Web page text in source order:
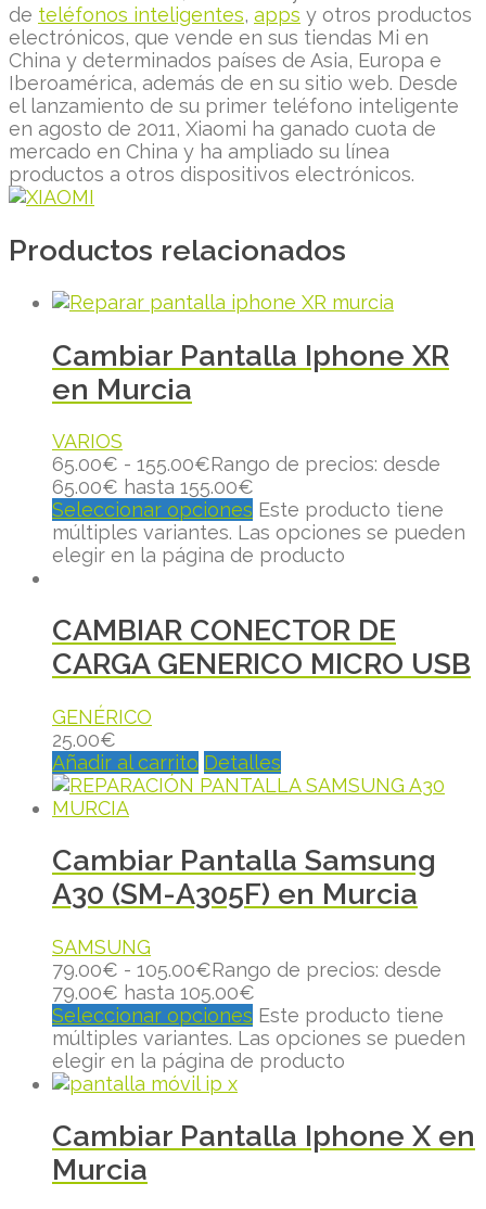
de teléfonos inteligentes, apps y otros productos
electrónicos, que vende en sus tiendas Mi en
China y determinados países de Asia, Europa e
Iberoamérica, además de en su sitio web. Desde
el lanzamiento de su primer teléfono inteligente
en agosto de 2011, Xiaomi ha ganado cuota de
mercado en China y ha ampliado su línea
productos a otros dispositivos electrónicos.
Productos relacionados
Cambiar Pantalla Iphone XR
en Murcia
VARIOS
65.00€ - 155.00€Rango de precios: desde
65.00€ hasta 155.00€
Seleccionar opciones Este producto tiene
múltiples variantes. Las opciones se pueden
elegir en la página de producto
CAMBIAR CONECTOR DE
CARGA GENERICO MICRO USB
GENÉRICO
25.00€
Añadir al carrito Detalles
Cambiar Pantalla Samsung
A30 (SM-A305F) en Murcia
SAMSUNG
79.00€ - 105.00€Rango de precios: desde
79.00€ hasta 105.00€
Seleccionar opciones Este producto tiene
múltiples variantes. Las opciones se pueden
elegir en la página de producto
Cambiar Pantalla Iphone X en
Murcia